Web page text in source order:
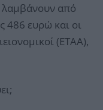
λαμβάνουν από
486 ευρώ και οι
(ΕΤΑΑ),